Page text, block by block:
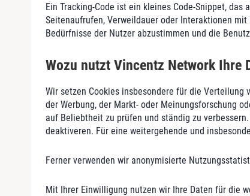
Ein Tracking-Code ist ein kleines Code-Snippet,
Seitenaufrufen, Verweildauer oder Interaktionen
Bedürfnisse der Nutzer abzustimmen und die
Wozu nutzt Vincentz Network Ihre
Wir setzen Cookies insbesondere für die
der Werbung, der Markt- oder Meinungsforschung
auf Beliebtheit zu prüfen und ständig zu
deaktiveren. Für eine weitergehende und
Ferner verwenden wir anonymisierte
Mit Ihrer Einwilligung nutzen wir Ihre Daten für die